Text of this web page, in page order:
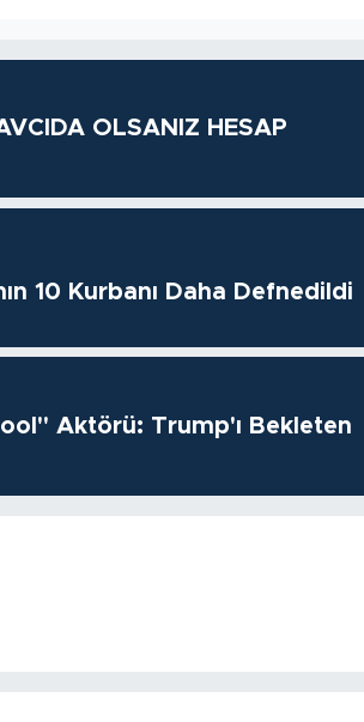
OLSANIZ HESAP
10 Kurbanı Daha Defnedildi
Aktörü: Trump'ı Bekleten